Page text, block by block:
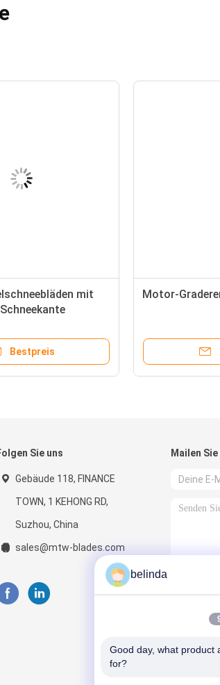
mit
Bestpreis
Motor-
Sie uns
Gebäude 118, FINANCE
TOWN, 1 KEHONG RD,
Suzhou, China
sales@mtw-blades.com
Mailen Sie
belinda
Good day, what product
for?